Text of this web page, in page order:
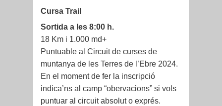
Cursa Trail
Sortida a les 8:00 h.
18 Km i 1.000 md+
Puntuable al Circuit de curses de
muntanya de les Terres de l’Ebre 2024.
En el moment de fer la inscripció
indica’ns al camp “obervacions” si vols
puntuar al circuit absolut o exprés.